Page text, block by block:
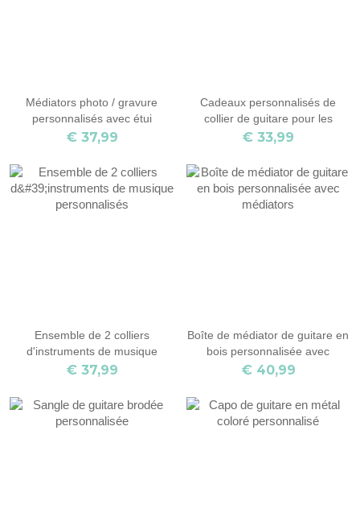
Médiators photo / gravure
personnalisés avec étui
€ 37,99
Cadeaux personnalisés de
collier de guitare pour les
amateurs de guitare
€ 33,99
Ensemble de 2 colliers
d'instruments de musique
personnalisés
€ 37,99
Boîte de médiator de guitare en
bois personnalisée avec
médiators
€ 40,99